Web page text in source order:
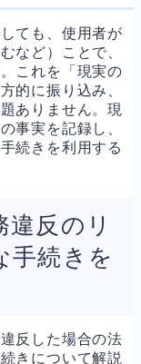
ても、使用者が
など）ことで、
これを「現実の
的に振り込み、
ありません。現
事実を記録し、
続きを利用する
違反のリ
手続きを
反した場合の法
きについて解説